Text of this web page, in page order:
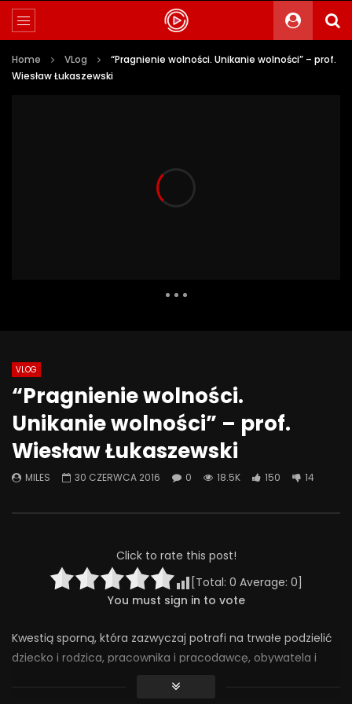
Home VLog
“Pragnienie wolności. Unikanie wolności” – prof.
Wiesław Łukaszewski
Czy leki psychiatryczne zmieniają
OSOBOWOŚĆ? Czy warto się ich
bać? | Misja Psychiatria #128
26 SIERPNIA 2025
0
537 40 0
Problemowe
seksualne u dzieci i
techniki terapii
297
VLOG
“Pragnienie wolności.
Unikanie wolności” – prof.
Wiesław Łukaszewski
MILES 30 CZERWCA 2016 0 18.5K 150 14
Click to rate this post!
[Total: 0 Average: 0]
You must sign in to vote
Kwestią sporną, która zazwyczaj potrafi na trwałe podzielić
dziecko i rodzica, pracownika i pracodawcę, obywatela i